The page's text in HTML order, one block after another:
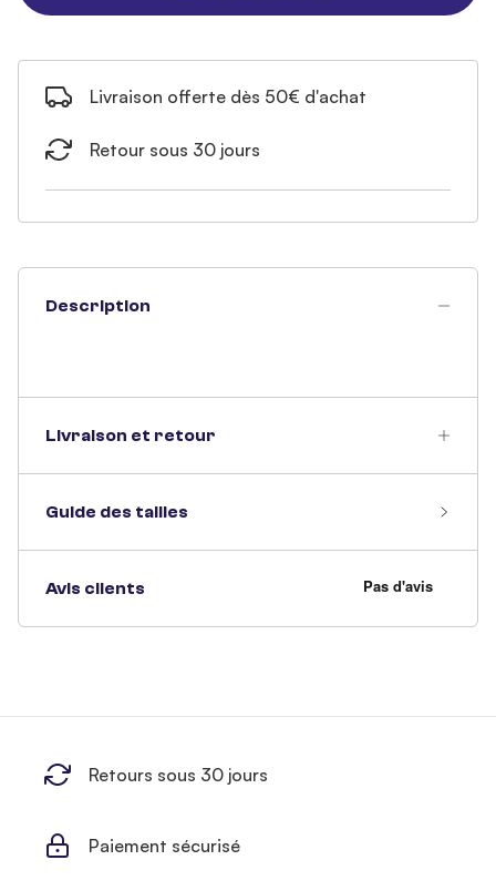
Livraison offerte dès 50€ d'achat
Retour sous 30 jours
Description
Livraison et retour
Guide des tailles
Avis clients
Retours sous 30 jours
Paiement sécurisé